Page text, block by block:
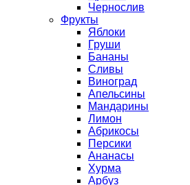
Чернослив
Фрукты
Яблоки
Груши
Бананы
Сливы
Виноград
Апельсины
Мандарины
Лимон
Абрикосы
Персики
Ананасы
Хурма
Арбуз